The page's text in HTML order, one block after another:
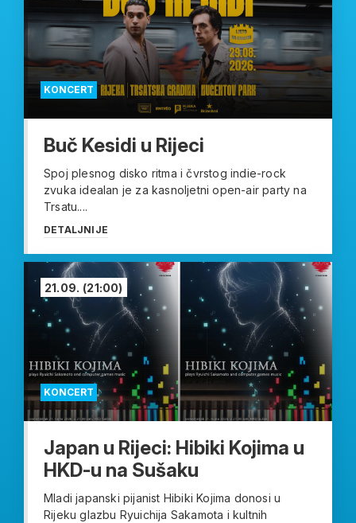
KONCERT
Buč Kesidi u Rijeci
Spoj plesnog disko ritma i čvrstog indie-rock
zvuka idealan je za kasnoljetni open-air party na
Trsatu....
DETALJNIJE
KONCERT
21.09. (21:00)
Japan u Rijeci: Hibiki Kojima u
HKD-u na Sušaku
Mladi japanski pijanist Hibiki Kojima donosi u
Rijeku glazbu Ryuichija Sakamota i kultnih